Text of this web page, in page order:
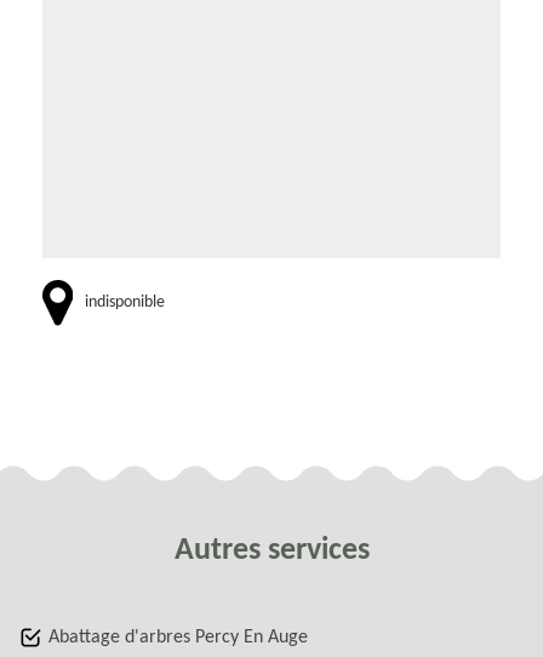
indisponible
Autres services
Abattage d'arbres Percy En Auge